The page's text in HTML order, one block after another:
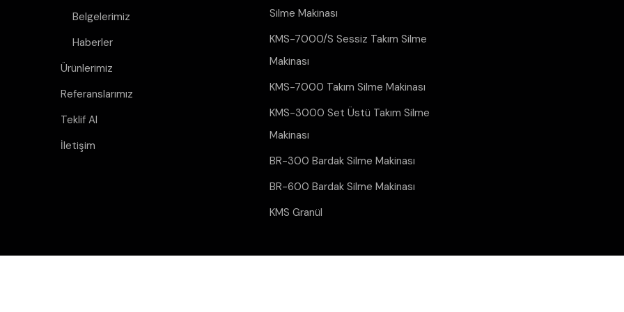
Belgelerimiz
Haberler
Ürünlerimiz
Referanslarımız
Teklif Al
İletişim
Silme Makinası
KMS-7000/S Sessiz Takım Silme
Makinası
KMS-7000 Takım Silme Makinası
KMS-3000 Set Üstü Takım Silme
Makinası
BR-300 Bardak Silme Makinası
BR-600 Bardak Silme Makinası
KMS Granül